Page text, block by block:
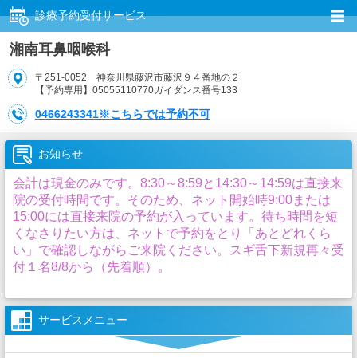
診療予約受付サービス
湘南耳鼻咽喉科
〒251-0052 神奈川県藤沢市藤沢９４番地の２
【予約専用】05055110770ガイダンス番号133
0466243341※こちらでは予約不可
サービスメニュー
お知らせ
会計は現金のみです。8:30～8:59と14:30～14:59は直接来
院の受付時間です。そのため、ネット開始時9:00または
15:00には直接来院の予約が入っています。待ち時間を短
くなさりたい方は、ネットで予約をとり「あとどれくら
い」で確認しながらご来院ください。スギ舌下新規再々受
付１名8/8から（先着順）。